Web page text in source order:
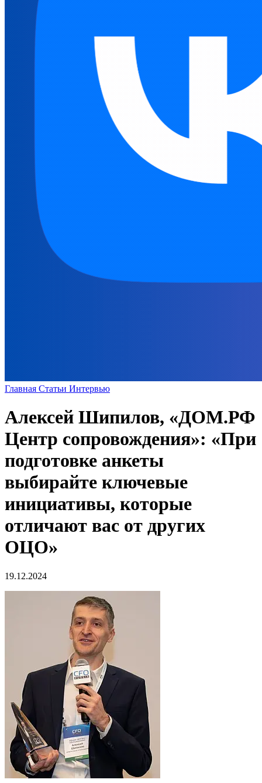
Главная Статьи Интервью
Алексей Шипилов, «ДОМ.РФ
Центр сопровождения»: «При
подготовке анкеты
выбирайте ключевые
инициативы, которые
отличают вас от других
ОЦО»
19.12.2024